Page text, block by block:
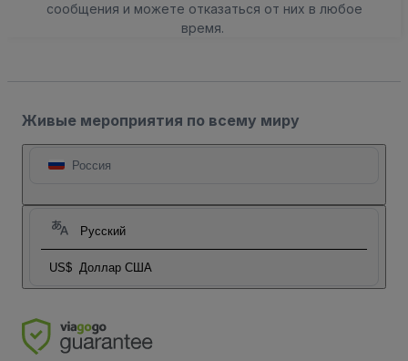
сообщения и можете отказаться от них в любое
время.
Живые мероприятия по всему миру
Россия
Русский
US$ Доллар США